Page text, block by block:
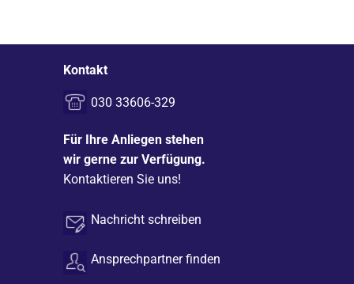
Kontakt
030 33606-329
Für Ihre Anliegen stehen
wir gerne zur Verfügung.
Kontaktieren Sie uns!
Nachricht schreiben
Ansprechpartner finden